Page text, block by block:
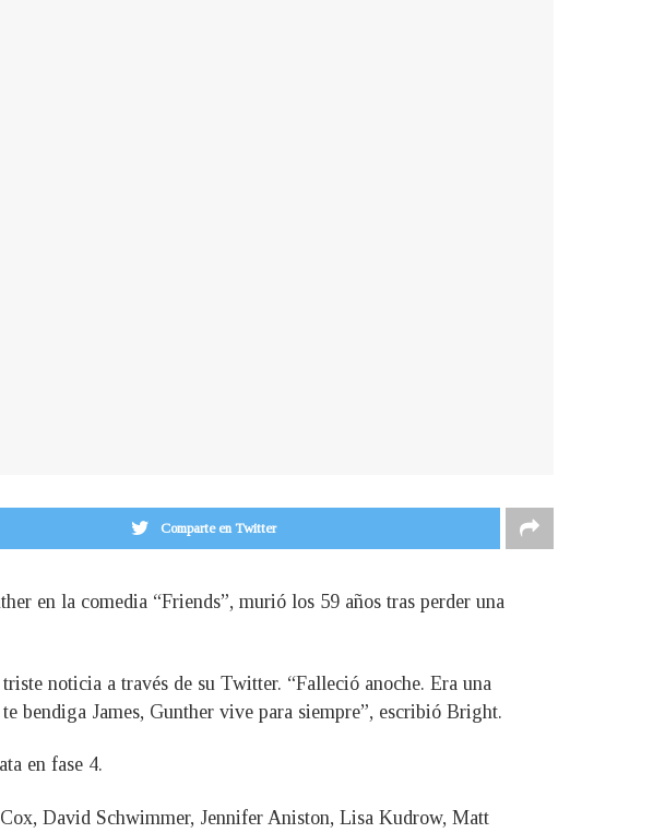
Comparte en Twitter
en la comedia “Friends”, murió los 59 años tras perder una
noticia a través de su Twitter. “Falleció anoche. Era una
bendiga James, Gunther vive para siempre”, escribió Bright.
en fase 4.
David Schwimmer, Jennifer Aniston, Lisa Kudrow, Matt